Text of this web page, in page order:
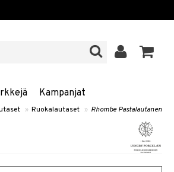
Kampanjat
» Ruokalautaset » Rhombe Pastalautanen